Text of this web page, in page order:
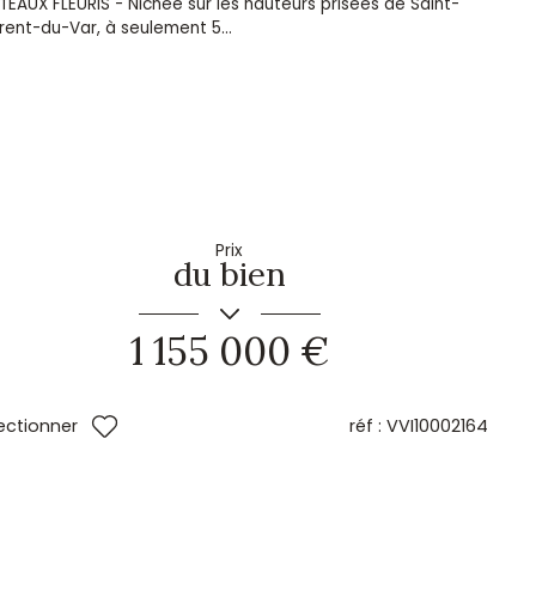
du-Var, à seulement 5...
Prix
du bien
1 155 000 €
réf : VVI10002164